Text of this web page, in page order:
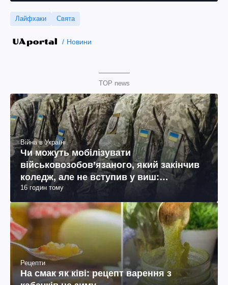
Лайфхаки Свята
Новини
TOP news
Війна в Україні
Чи можуть мобілізувати
військовозобов’язаного, який закінчив
коледж, але не вступив у виш:
пояснення юриста
16 годин тому
Рецепти
На смак як ківі: рецепт варення з